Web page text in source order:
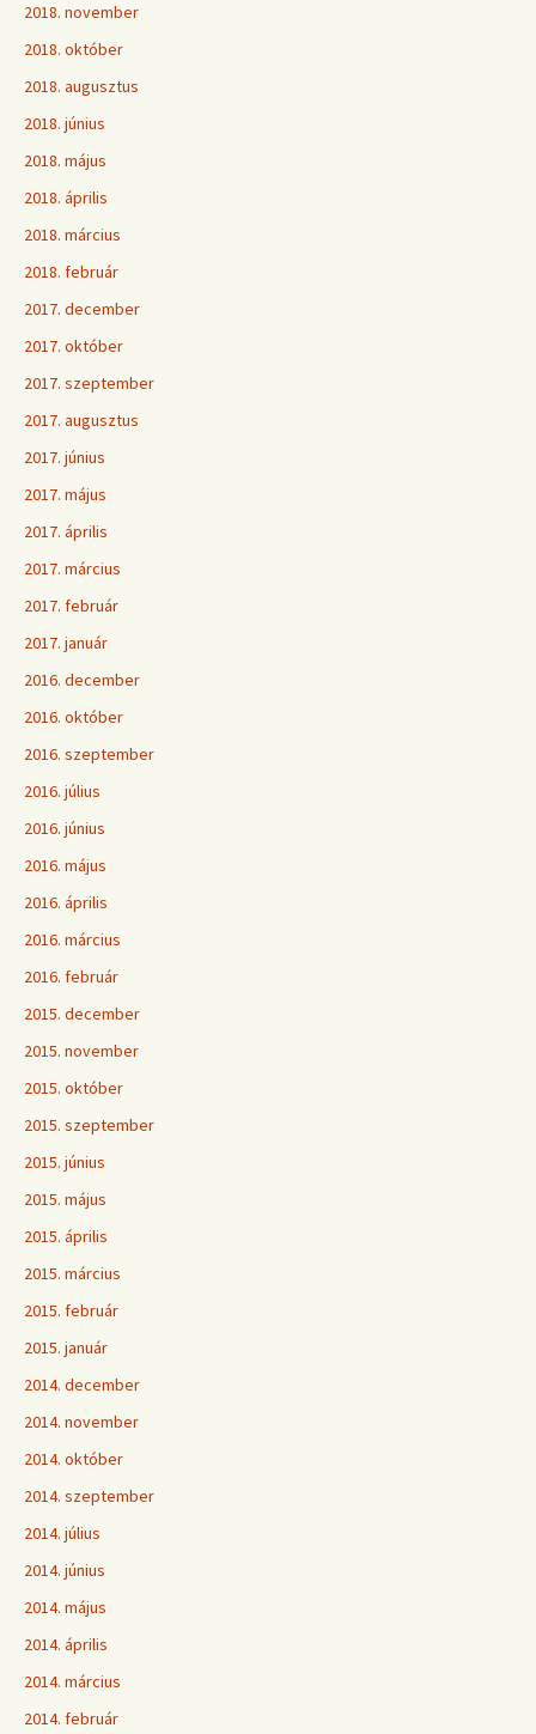
2018. november
2018. október
2018. augusztus
2018. június
2018. május
2018. április
2018. március
2018. február
2017. december
2017. október
2017. szeptember
2017. augusztus
2017. június
2017. május
2017. április
2017. március
2017. február
2017. január
2016. december
2016. október
2016. szeptember
2016. július
2016. június
2016. május
2016. április
2016. március
2016. február
2015. december
2015. november
2015. október
2015. szeptember
2015. június
2015. május
2015. április
2015. március
2015. február
2015. január
2014. december
2014. november
2014. október
2014. szeptember
2014. július
2014. június
2014. május
2014. április
2014. március
2014. február